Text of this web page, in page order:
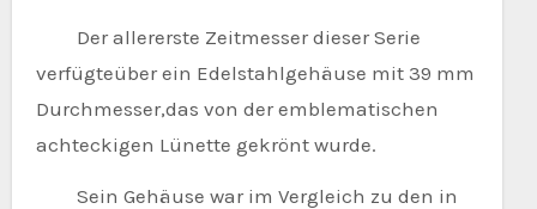
Der allererste Zeitmesser dieser Serie
verfügteüber ein Edelstahlgehäuse mit 39 mm
Durchmesser,das von der emblematischen
achteckigen Lünette gekrönt wurde.
Sein Gehäuse war im Vergleich zu den in